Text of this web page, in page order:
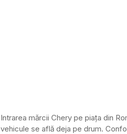
Intrarea mărcii Chery pe piața din
vehicule se află deja pe drum.